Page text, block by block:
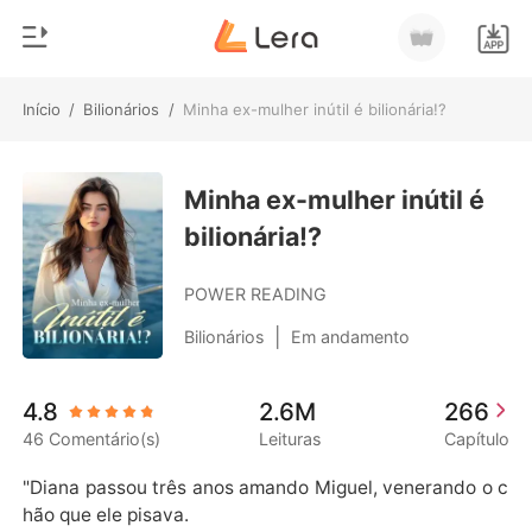
Início / Bilionários / Minha ex-mulher inútil é bilionária!?
Loja
Histórico
Sair
Baixar App
Gênero
Moderno
Lobisomem
Contos
Bilionários
Minha ex-mulher inútil é
bilionária!?
POWER READING
Bilionários Em andamento
4.8
46 Comentário(s)
2.6M
Leituras
266
Capítulo
"Diana passou três anos amando Miguel, venerando o c
hão que ele pisava.